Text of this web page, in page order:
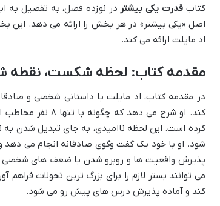
کتابقدرت یکی بیشتر در نوزده فصل، به تفصیل به
اصل «یکی بیشتر» در هر بخش را ارائه می دهد. این
اد مایلت ارائه می کند.
مقدمه کتاب: لحظه شکست، نقطه
کرده است. این لحظه ناامیدی، به جای تبدیل شدن به
شود. او با خود یک گفت وگوی صادقانه انجام می
پذیرش واقعیت ها و روبرو شدن با ضعف های شخصی
می توانند بستر لازم را برای بزرگ ترین تحولات فراهم
کند و آماده پذیرش درس های پیش رو می شود.